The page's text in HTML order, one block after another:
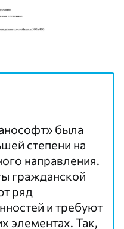
была
степени на
направления.
гражданской
ряд
и требуют
элементах. Так,